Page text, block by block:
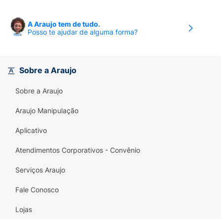
(substância que contrai os vasos sanguíneos
nasais dificultando a liberação de muco), seu
substâncias contidas nos medicamentos. O
produto não é absorvido pela mucosa nasal.
A Araujo tem de tudo.
Posso te ajudar de alguma forma?
Sobre a Araujo
Sobre a Araujo
Araujo Manipulação
Aplicativo
Atendimentos Corporativos - Convênio
Serviços Araujo
Fale Conosco
Lojas